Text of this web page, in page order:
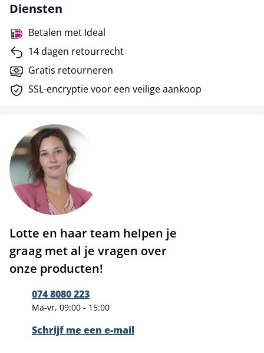
Diensten
Betalen met Ideal
14 dagen retourrecht
Gratis retourneren
SSL-encryptie voor een veilige aankoop
Lotte en haar team helpen je
graag met al je vragen over
onze producten!
074 8080 223
Ma-vr, 09:00 - 15:00
Schrijf me een e-mail